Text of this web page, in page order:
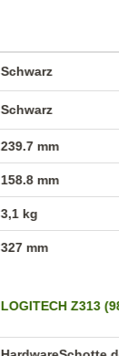
Schwarz
Schwarz
239.7 mm
158.8 mm
3,1 kg
327 mm
LOGITECH Z313